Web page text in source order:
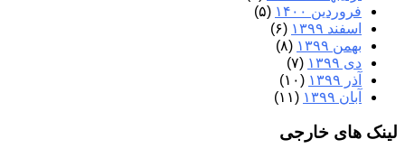
فروردین ۱۴۰۰
(۵)
اسفند ۱۳۹۹
(۶)
بهمن ۱۳۹۹
(۸)
دی ۱۳۹۹
(۷)
آذر ۱۳۹۹
(۱۰)
آبان ۱۳۹۹
(۱۱)
لینک های خارجی